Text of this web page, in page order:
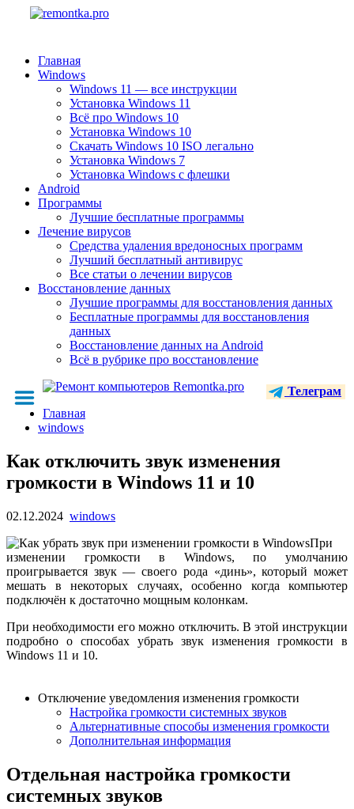
Главная
Windows
Windows 11 — все инструкции
Установка Windows 11
Всё про Windows 10
Установка Windows 10
Скачать Windows 10 ISO легально
Установка Windows 7
Установка Windows с флешки
Android
Программы
Лучшие бесплатные программы
Лечение вирусов
Средства удаления вредоносных программ
Лучший бесплатный антивирус
Все статьи о лечении вирусов
Восстановление данных
Лучшие программы для восстановления данных
Бесплатные программы для восстановления
данных
Восстановление данных на Android
Всё в рубрике про восстановление
Телеграм
Главная
windows
Как отключить звук изменения
громкости в Windows 11 и 10
02.12.2024 windows
При
изменении громкости в Windows, по умолчанию
проигрывается звук — своего рода «динь», который может
мешать в некоторых случаях, особенно когда компьютер
подключён к достаточно мощным колонкам.
При необходимости его можно отключить. В этой инструкции
подробно о способах убрать звук изменения громкости в
Windows 11 и 10.
Отключение уведомления изменения громкости
Настройка громкости системных звуков
Альтернативные способы изменения громкости
Дополнительная информация
Отдельная настройка громкости
системных звуков